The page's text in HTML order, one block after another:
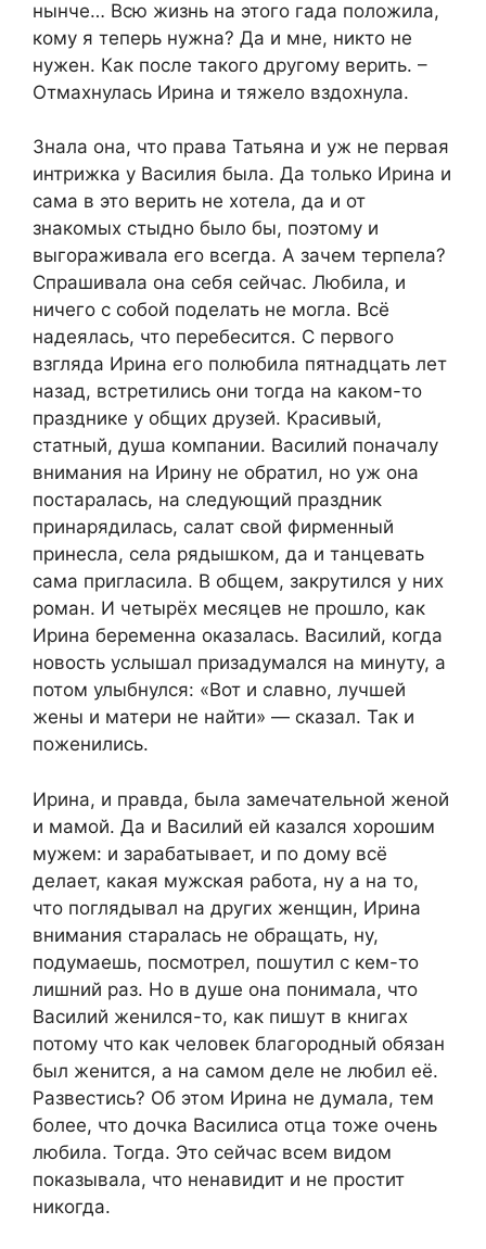
нынче… Всю жизнь на этого гада положила,
кому я теперь нужна? Да и мне, никто не
нужен. Как после такого другому верить. –
Отмахнулась Ирина и тяжело вздохнула.
Знала она, что права Татьяна и уж не первая
интрижка у Василия была. Да только Ирина и
сама в это верить не хотела, да и от
знакомых стыдно было бы, поэтому и
выгораживала его всегда. А зачем терпела?
Спрашивала она себя сейчас. Любила, и
ничего с собой поделать не могла. Всё
надеялась, что перебесится. С первого
взгляда Ирина его полюбила пятнадцать лет
назад, встретились они тогда на каком-то
празднике у общих друзей. Красивый,
статный, душа компании. Василий поначалу
внимания на Ирину не обратил, но уж она
постаралась, на следующий праздник
принарядилась, салат свой фирменный
принесла, села рядышком, да и танцевать
сама пригласила. В общем, закрутился у них
роман. И четырёх месяцев не прошло, как
Ирина беременна оказалась. Василий, когда
новость услышал призадумался на минуту, а
потом улыбнулся: «Вот и славно, лучшей
жены и матери не найти» — сказал. Так и
поженились.
Ирина, и правда, была замечательной женой
и мамой. Да и Василий ей казался хорошим
мужем: и зарабатывает, и по дому всё
делает, какая мужская работа, ну а на то,
что поглядывал на других женщин, Ирина
внимания старалась не обращать, ну,
подумаешь, посмотрел, пошутил с кем-то
лишний раз. Но в душе она понимала, что
Василий женился-то, как пишут в книгах
потому что как человек благородный обязан
был женится, а на самом деле не любил её.
Развестись? Об этом Ирина не думала, тем
более, что дочка Василиса отца тоже очень
любила. Тогда. Это сейчас всем видом
показывала, что ненавидит и не простит
никогда.